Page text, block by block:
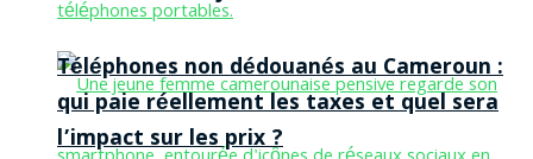
Téléphones non dédouanés au Cameroun :
qui paie réellement les taxes et quel sera
l’impact sur les prix ?